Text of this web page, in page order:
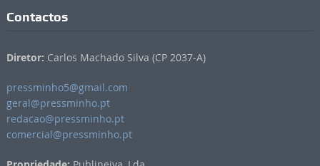
Contactos
Diretor: Carlos Machado Silva (CP 2037-A)
pressminho5@gmail.com
geral@pressminho.pt
redacao@pressminho.pt
comercial@pressminho.pt